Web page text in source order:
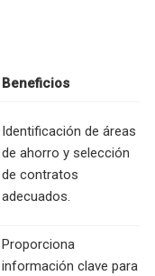
Beneficios
Identificación de áreas
de ahorro y selección
de contratos
adecuados.
Proporciona
información clave para